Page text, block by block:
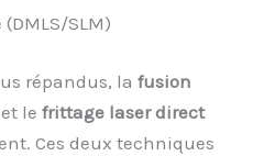
SLM)
répandus, lafusion
lefrittage laser direct
Ces deux techniques